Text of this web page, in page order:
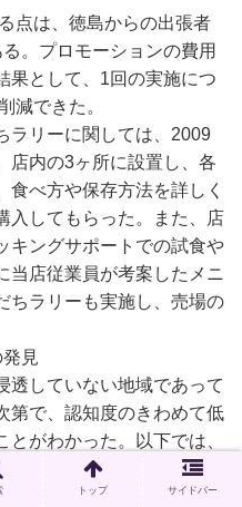
点は、徳島からの出張者
。プロモーションの費用
果として、1回の実施につ
減できた。
ラリーに関しては、2009
店内の3ヶ所に設置し、各
べ方や保存方法を詳しく
入してもらった。また、店
キングサポートでの試食や
当店従業員が考案したメニ
ちラリーも実施し、売場の
見
透していない地域であって
第で、認知度のきわめて低
がわかった。以下では、
り方を説明していく。
トップ サイドバー